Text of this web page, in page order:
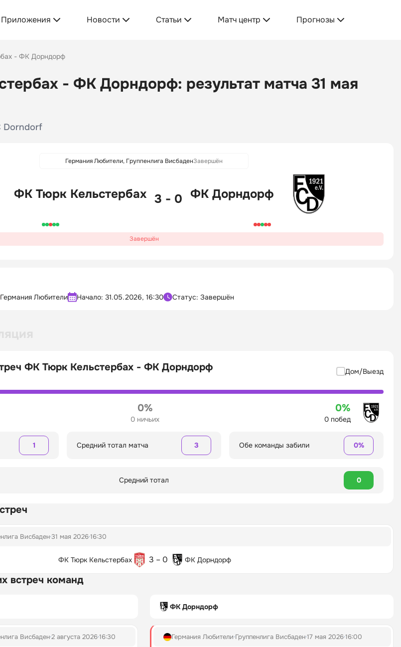
Приложения Новости Статьи Матч центр Прогнозы
- ФК Дорндорф
- ФК Дорндорф: результат матча 31 мая
Dorndorf
Германия Любители, Группенлига ВисбаденЗавершён
ФК Тюрк Кельстербах 3 - 0 ФК Дорндорф
Завершён
Германия Любители Начало: 31.05.2026, 16:30 Статус: Завершён
ФК Тюрк Кельстербах - ФК Дорндорф Дом/Выезд
0%
0 ничьих
0%
0 побед
1 Средний тотал матча 3 Обе команды забили 0%
Средний тотал 0
Висбаден31 мая 202616:30
ФК Тюрк Кельстербах 3 – 0 ФК Дорндорф
встреч команд
Висбаден2 августа 202616:30
ФК Дорндорф
Германия Любители Группенлига Висбаден17 мая 202616:00